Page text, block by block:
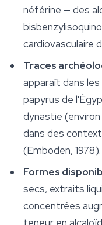
néférine — des
cardiovasculaire
Traces
apparaît dans
papyrus de
dynastie (environ
dans des
(Emboden, 1978).
Formes
secs, extraits
concentrées